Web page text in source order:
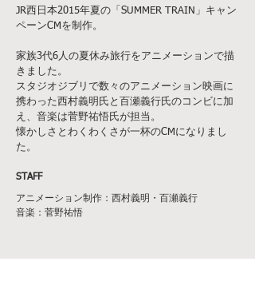
JR西日本2015年夏の「SUMMER TRAIN」キャン
ペーンCMを制作。
家族3代6人の夏休み旅行をアニメーションで描
きました。
スタジオジブリで数々のアニメーション映画に
携わった西村義明氏と百瀬義行氏のコンビに加
え、音楽は菅野祐悟氏が担当。
懐かしさとわくわくさが一杯のCMになりまし
た。
STAFF
アニメーション制作：西村義明・百瀬義行
音楽：菅野祐悟